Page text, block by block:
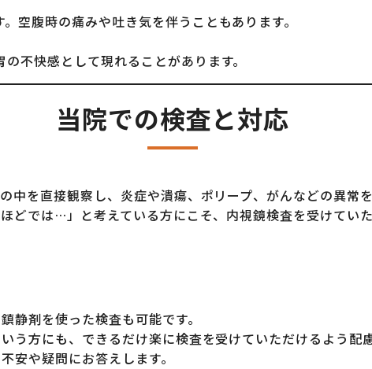
空腹時の痛みや吐き気を伴うこともあります。
不快感として現れることがあります。
当院での検査と対応
中を直接観察し、炎症や潰瘍、ポリープ、がんなどの異常
どでは…」と考えている方にこそ、内視鏡検査を受けてい
静剤を使った検査も可能です。
う方にも、できるだけ楽に検査を受けていただけるよう配
安や疑問にお答えします。